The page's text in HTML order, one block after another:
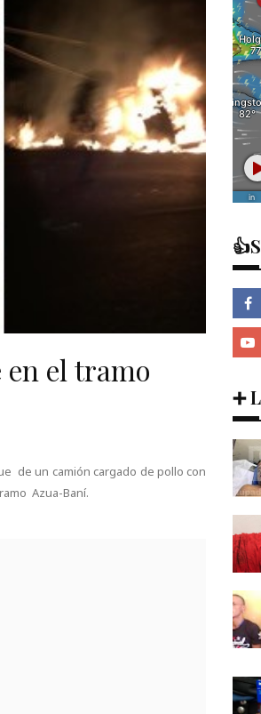
en el tramo
de un camión cargado de pollo con
Azua-Baní.
➕